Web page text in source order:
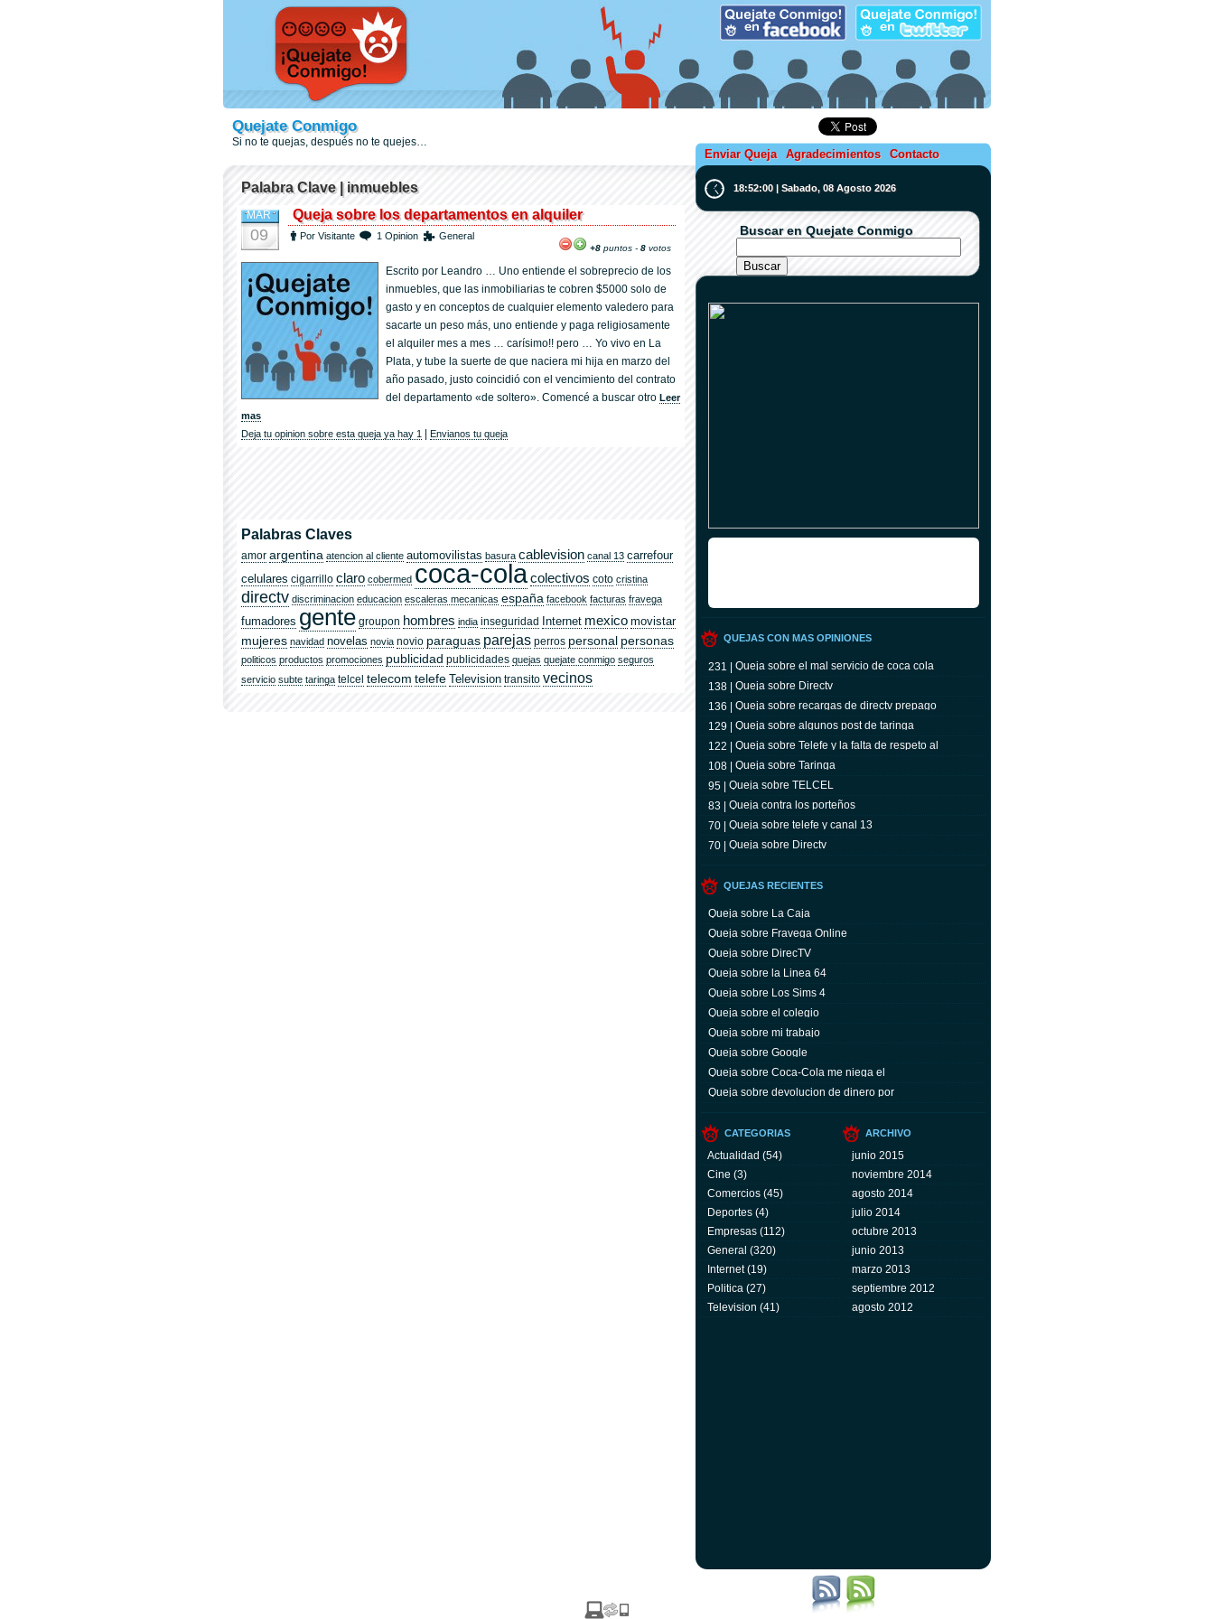
Quejate Conmigo
Si no te quejas, después no te quejes…
Enviar Queja Agradecimientos Contacto
Palabra Clave | inmuebles
MAR
09
Queja sobre los departamentos en alquiler
Por Visitante 1 Opinion General
+8 puntos - 8 votos
Escrito por Leandro … Uno entiende el sobreprecio de los
inmuebles, que las inmobiliarias te cobren $5000 solo de
gasto y en conceptos de cualquier elemento valedero para
sacarte un peso más, uno entiende y paga religiosamente
el alquiler mes a mes … carí­simo!! pero … Yo vivo en La
Plata, y tube la suerte de que naciera mi hija en marzo del
año pasado, justo coincidió con el vencimiento del contrato
del departamento «de soltero». Comencé a buscar otro Leer
mas
Deja tu opinion sobre esta queja ya hay 1
Envianos tu queja
Palabras Claves
amor argentina atencion al cliente automovilistas basura cablevision canal 13 carrefour
celulares cigarrillo claro cobermed coca-colacolectivos coto cristina
directv discriminacion educacion escaleras mecanicas españa facebook facturas fravega
fumadores gente groupon hombres india inseguridad Internet mexico movistar
mujeres navidad novelas novia novio paraguas parejas perros personal personas
politicos productos promociones publicidad publicidades quejas quejate conmigo seguros
servicio subte taringa telcel telecom telefe Television transito vecinos
18:52:01 | Sabado, 08 Agosto 2026
Buscar en Quejate Conmigo
QUEJAS CON MAS OPINIONES
231 | Queja sobre el mal servicio de coca cola
138 | Queja sobre Directv
136 | Queja sobre recargas de directv prepago
129 | Queja sobre algunos post de taringa
122 | Queja sobre Telefe y la falta de respeto al
televidente
108 | Queja sobre Taringa
95 | Queja sobre TELCEL
83 | Queja contra los porteños
70 | Queja sobre telefe y canal 13
70 | Queja sobre Directv
QUEJAS RECIENTES
Queja sobre La Caja
Queja sobre Fravega Online
Queja sobre DirecTV
Queja sobre la Linea 64
Queja sobre Los Sims 4
Queja sobre el colegio
Queja sobre mi trabajo
Queja sobre Google
Queja sobre Coca-Cola me niega el
servicio y facturas
Queja sobre devolucion de dinero por
CATEGORIAS ARCHIVO
Actualidad (54)
Cine (3)
Comercios (45)
Deportes (4)
Empresas (112)
General (320)
Internet(19)
Politica (27)
Television (41)
junio 2015
noviembre 2014
agosto 2014
julio 2014
octubre 2013
junio 2013
marzo 2013
septiembre 2012
agosto 2012